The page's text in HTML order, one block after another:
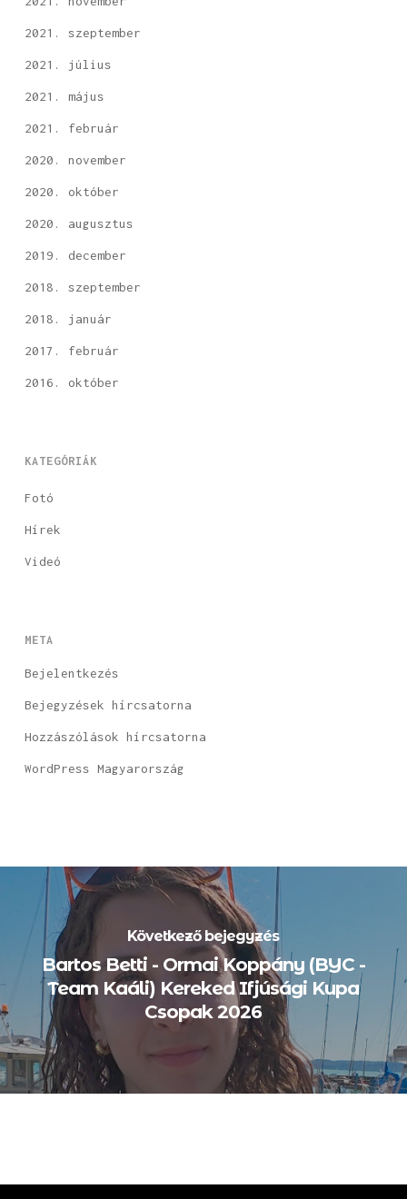
2021. szeptember
2021. július
2021. május
2021. február
2020. november
2020. október
2020. augusztus
2019. december
2018. szeptember
2018. január
2017. február
2016. október
KATEGÓRIÁK
Fotó
Hírek
Videó
META
Bejelentkezés
Bejegyzések hírcsatorna
Hozzászólások hírcsatorna
WordPress Magyarország
Következő bejegyzés
Bartos Betti - Ormai Koppány (BYC -
Team Kaáli) Kereked Ifjúsági Kupa
Csopak 2026